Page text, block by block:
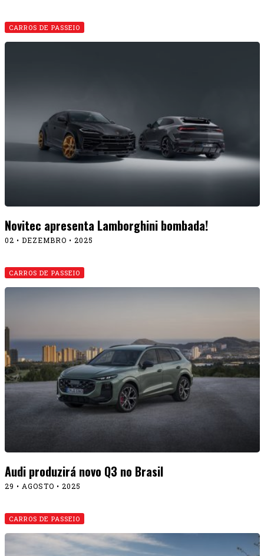
CARROS DE PASSEIO
Novitec apresenta Lamborghini bombada!
02 • DEZEMBRO • 2025
CARROS DE PASSEIO
Audi produzirá novo Q3 no Brasil
29 • AGOSTO • 2025
CARROS DE PASSEIO